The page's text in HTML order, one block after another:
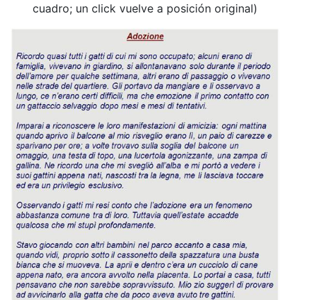
cuadro; un click vuelve a posición original)